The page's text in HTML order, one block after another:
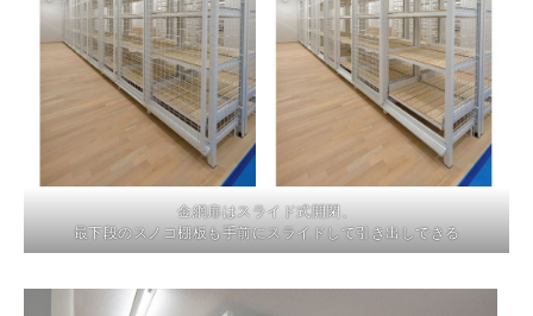
金網扉はスライド式開閉、
最下段のスノコ棚板も手前にスライドして引き出しできる